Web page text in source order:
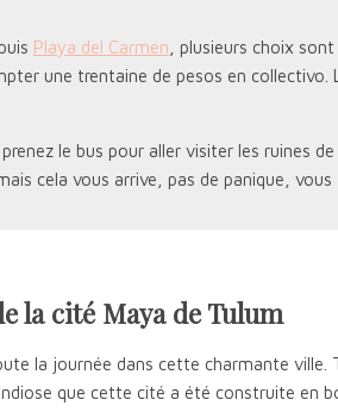
Playa del Carmen , plusieurs choix
une trentaine de pesos en collectivo.
le bus pour aller visiter les ruines
cela vous arrive, pas de panique,
la cité Maya de Tulum
la journée dans cette charmante ville.
que cette cité a été construite en